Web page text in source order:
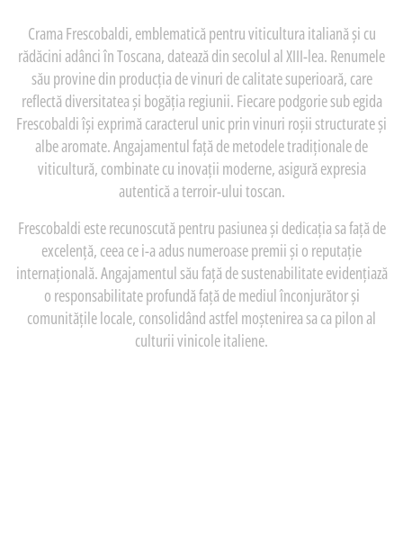
Crama Frescobaldi, emblematică pentru viticultura italiană și cu
rădăcini adânci în Toscana, datează din secolul al XIII-lea. Renumele
său provine din producția de vinuri de calitate superioară, care
reflectă diversitatea și bogăția regiunii. Fiecare podgorie sub egida
Frescobaldi își exprimă caracterul unic prin vinuri roșii structurate și
albe aromate. Angajamentul față de metodele tradiționale de
viticultură, combinate cu inovații moderne, asigură expresia
autentică a terroir-ului toscan.
Frescobaldi este recunoscută pentru pasiunea și dedicația sa față de
excelență, ceea ce i-a adus numeroase premii și o reputație
internațională. Angajamentul său față de sustenabilitate evidențiază
o responsabilitate profundă față de mediul înconjurător și
comunitățile locale, consolidând astfel moștenirea sa ca pilon al
culturii vinicole italiene.